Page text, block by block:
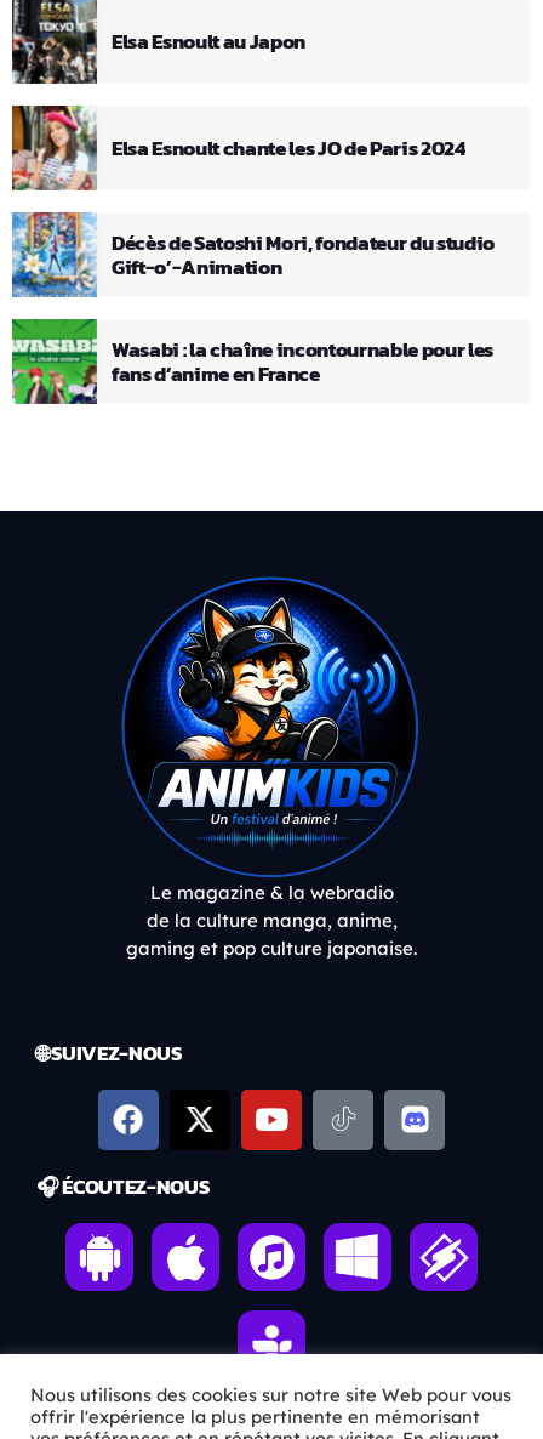
Elsa Esnoult au Japon
Elsa Esnoult chante les JO de Paris 2024
Décès de Satoshi Mori, fondateur du studio
Gift-o’-Animation
Wasabi : la chaîne incontournable pour les
fans d’anime en France
Le magazine & la webradio
de la culture manga, anime,
gaming et pop culture japonaise.
🌐 SUIVEZ-NOUS
🎧 ÉCOUTEZ-NOUS
Nous utilisons des cookies sur notre site Web pour vous
offrir l'expérience la plus pertinente en mémorisant